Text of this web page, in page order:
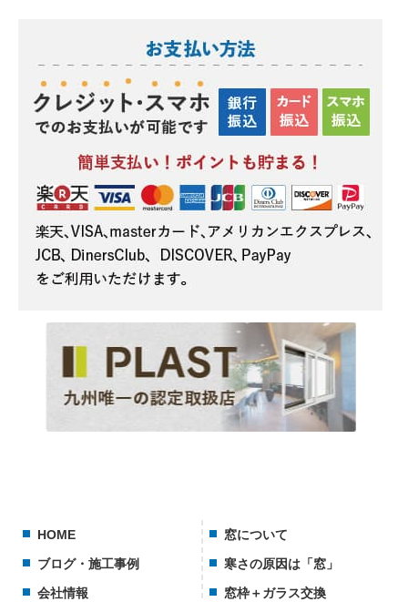
HOME
ブログ・施工事例
会社情報
窓について
寒さの原因は「窓」
窓枠＋ガラス交換